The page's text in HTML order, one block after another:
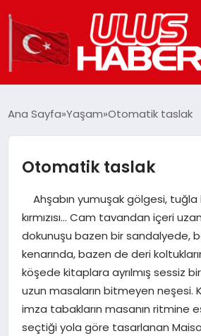
DÜNYA
EKONOMI
SIYASET
TEKNOLOJI
EĞITIM
MAGAZIN
Ana Sayfa Yaşam Otomatik taslak
Otomatik taslak
Ahşabın yumuşak gölgesi, tuğla
kırmızısı… Cam tavandan içeri
dokunuşu bazen bir sandalyede,
kenarında, bazen de deri
köşede kitaplara ayrılmış sessiz
uzun masaların bitmeyen neşesi.
imza tabakların masanın ritmine
seçtiği yola göre tasarlanan